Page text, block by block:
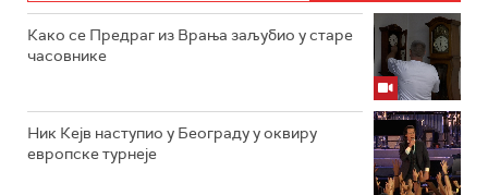
Како се Предраг из Врања заљубио у старе
часовнике
Ник Кејв наступио у Београду у оквиру
европске турнеје